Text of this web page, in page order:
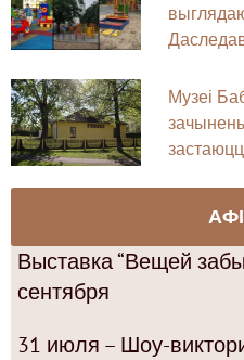
Музеі
Выставка “Вещей
сентября
31 июля – Шоу-